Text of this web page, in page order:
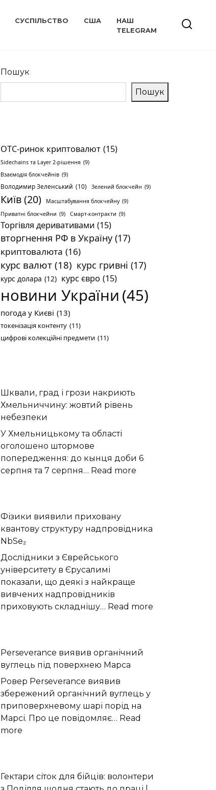
СУСПІЛЬСТВО США
НАШ
TELEGRAM
Пошук
Пошук
OTC-ринок криптовалют (15)
Sidechains та Layer 2-рішення (9)
Взаємодія блокчейнів (9)
Володимир Зеленський (10) Зелений блокчейн (9)
Київ(20) Масштабування блокчейну (9)
Приватні блокчейни (9) Смарт-контракти (9)
Торгівля деривативами (15)
вторгнення РФ в Україну (17)
криптовалюта (16)
курс валют (18) курс гривні (17)
курс долара (12) курс євро (15)
новини України (45)
погода у Києві (13)
токенізація контенту (11)
цифрові колекційні предмети (11)
Шквали, град і грози накриють
Хмельниччину: жовтий рівень
небезпеки
У Хмельницькому та області
оголошено штормове
попередження: до кынця доби 6
серпня та 7 серпня… Read more
накриють
Фізики виявили приховану
квантову структуру надпровідника
NbSe₂
Дослідники з Єврейського
університету в Єрусалимі
показали, що деякі з найкраще
вивчених надпровідників
приховують складнішу… Read more
Perseverance виявив органічний
вуглець під поверхнею Марса
Ровер Perseverance виявив
збережений органічний вуглець у
приповерхневому шарі порід на
Марсі. Про це повідомляє… Read
more
вуглець
Гектари сіток для бійців: волонтери